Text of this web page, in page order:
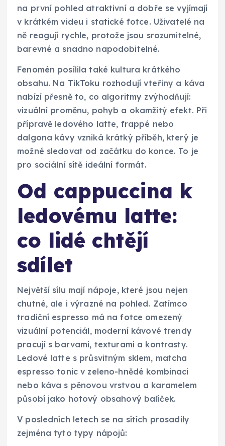
na první pohled atraktivní a dobře se vyjímají
v krátkém videu i statické fotce. Uživatelé na
ně reagují rychle, protože jsou srozumitelné,
barevné a snadno napodobitelné.
Fenomén posílila také kultura krátkého
obsahu. Na TikToku rozhodují vteřiny a káva
nabízí přesně to, co algoritmy zvýhodňují:
vizuální proměnu, pohyb a okamžitý efekt. Při
přípravě ledového latte, frappé nebo
dalgona kávy vzniká krátký příběh, který je
možné sledovat od začátku do konce. To je
pro sociální sítě ideální formát.
Od cappuccina k
ledovému latte:
co lidé chtějí
sdílet
Největší sílu mají nápoje, které jsou nejen
chutné, ale i výrazné na pohled. Zatímco
tradiční espresso má na fotce omezený
vizuální potenciál, moderní kávové trendy
pracují s barvami, texturami a kontrasty.
Ledové latte s průsvitným sklem, matcha
espresso tonic v zeleno-hnědé kombinaci
nebo káva s pěnovou vrstvou a karamelem
působí jako hotový obsahový balíček.
V posledních letech se na sítích prosadily
zejména tyto typy nápojů: